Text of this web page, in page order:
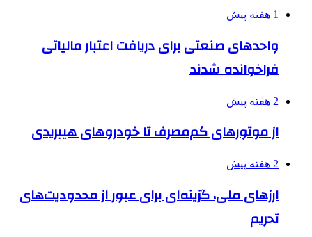
1 هفته پیش
واحدهای صنعتی برای دریافت اعتبار مالیاتی
فراخوانده شدند
2 هفته پیش
از موتورهای کم‌مصرف تا خودروهای هیبریدی
2 هفته پیش
ارزهای ملی، گزینه‌ای برای عبور از محدودیت‌های
تحریم